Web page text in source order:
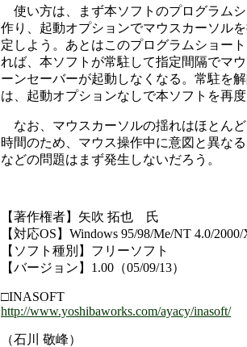
使い方は、まず本ソフトのプログラム
作り、起動オプションでマウスカーソル
定しよう。あとはこのプログラムショー
れば、本ソフトが常駐して指定間隔でマ
ーンセーバーが起動しなくなる。常駐を
は、起動オプションなしで本ソフトを再
なお、マウスカーソルの揺れはほとん
時間のため、マウス操作中に意図と異な
などの問題はまず発生しないだろう。
【著作権者】矢吹 拓也 氏
【対応OS】Windows 95/98/Me/NT 4.0/2000/
【ソフト種別】フリーソフト
【バージョン】1.00（05/09/13）
□INASOFT
http://www.yoshibaworks.com/ayacy/inasoft/
（石川 敬峰）